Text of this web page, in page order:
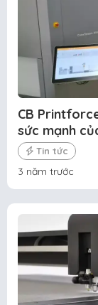
CB
sức mạnh
Tin tức
3 năm trước